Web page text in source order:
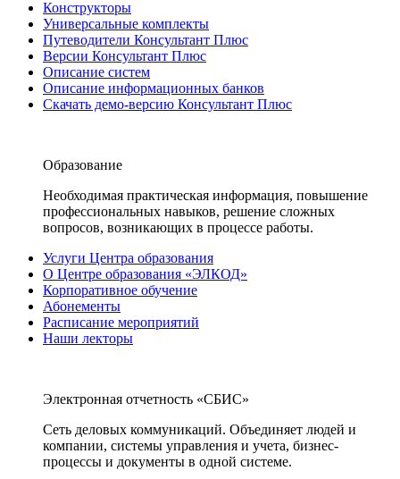
Конструкторы
Универсальные комплекты
Путеводители Консультант Плюс
Версии Консультант Плюс
Описание систем
Описание информационных банков
Скачать демо-версию Консультант Плюс
Образование
Необходимая практическая информация, повышение
профессиональных навыков, решение сложных
вопросов, возникающих в процессе работы.
Услуги Центра образования
О Центре образования «ЭЛКОД»
Корпоративное обучение
Абонементы
Расписание мероприятий
Наши лекторы
Электронная отчетность «СБИС»
Сеть деловых коммуникаций. Объединяет людей и
компании, системы управления и учета, бизнес-
процессы и документы в одной системе.